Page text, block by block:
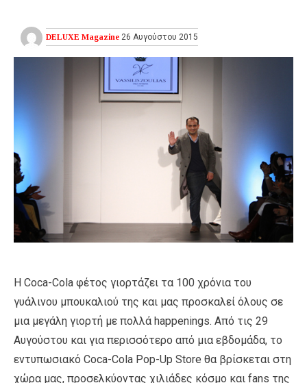
DELUXE Magazine 26 Αυγούστου 2015
Η Coca-Cola φέτος γιορτάζει τα 100 χρόνια του
γυάλινου μπουκαλιού της και μας προσκαλεί όλους σε
μια μεγάλη γιορτή με πολλά happenings. Από τις 29
Αυγούστου και για περισσότερο από μια εβδομάδα, το
εντυπωσιακό Coca-Cola Pop-Up Store θα βρίσκεται στη
χώρα μας, προσελκύοντας χιλιάδες κόσμο και fans της